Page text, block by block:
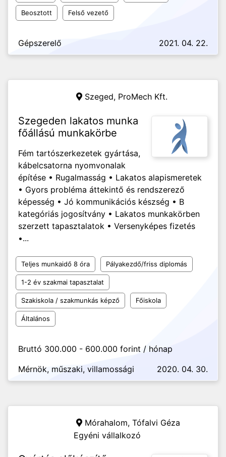
Beosztott Felső vezető
Gépszerelő 2021. 04. 22.
Szeged, ProMech Kft.
Szegeden lakatos munka
főállású munkakörbe
Fém tartószerkezetek gyártása,
kábelcsatorna nyomvonalak
építése • Rugalmasság • Lakatos alapismeretek
• Gyors probléma áttekintő és rendszerező
képesség • Jó kommunikációs készség • B
kategóriás jogosítvány • Lakatos munkakörben
szerzett tapasztalatok • Versenyképes fizetés
•...
Teljes munkaidő 8 óra Pályakezdő/friss diplomás
1-2 év szakmai tapasztalat
Szakiskola / szakmunkás képző Főiskola
Általános
Bruttó 300.000 - 600.000 forint / hónap
Mérnök, műszaki, villamossági
2020. 04. 30.
Mórahalom, Tófalvi Géza
Egyéni vállalkozó